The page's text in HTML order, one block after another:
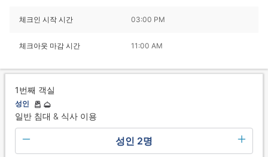
체크인 시작 시간 03:00 PM
체크아웃 마감 시간 11:00 AM
1번째 객실
성인
일반 침대 & 식사 이용
성인 2명